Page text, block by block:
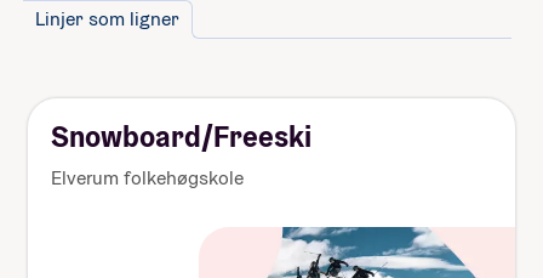
Pris: Inkludert i linjepris
Lån fra Lånekassen
-92 928,-
Les mer om priser, lån og stipend
Stortinget i desember, ny beløp for
Summen du må dekke selv
Linjer som ligner
Snowboard/Freeski
Elverum folkehøgskole